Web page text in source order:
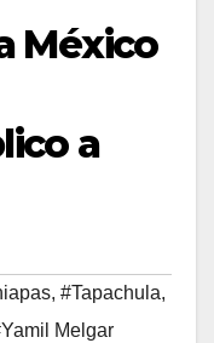
México
a
, #Tapachula,
Melgar